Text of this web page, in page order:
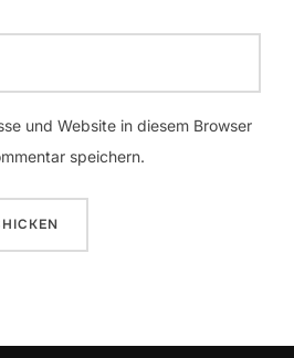
und Website in diesem Browser
speichern.